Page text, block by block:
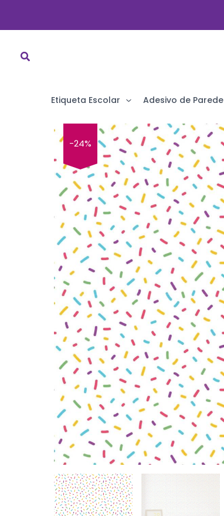
Ir
Etiqueta Escolar Adesivo de Parede
-24%